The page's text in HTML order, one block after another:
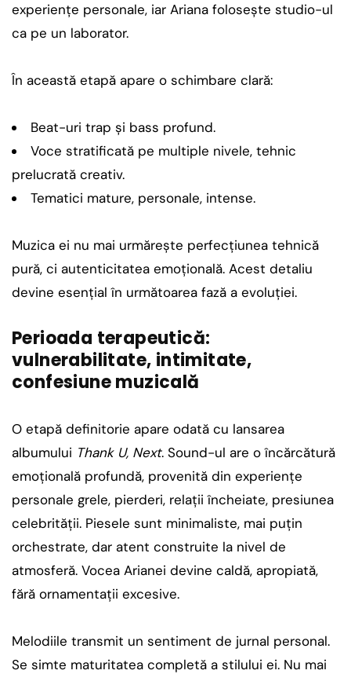
experiențe personale, iar Ariana folosește studio-ul
ca pe un laborator.
În această etapă apare o schimbare clară:
Beat-uri trap și bass profund.
Voce stratificată pe multiple nivele, tehnic
prelucrată creativ.
Tematici mature, personale, intense.
Muzica ei nu mai urmărește perfecțiunea tehnică
pură, ci autenticitatea emoțională. Acest detaliu
devine esențial în următoarea fază a evoluției.
Perioada terapeutică:
vulnerabilitate, intimitate,
confesiune muzicală
O etapă definitorie apare odată cu lansarea
albumului Thank U, Next. Sound-ul are o încărcătură
emoțională profundă, provenită din experiențe
personale grele, pierderi, relații încheiate, presiunea
celebrității. Piesele sunt minimaliste, mai puțin
orchestrate, dar atent construite la nivel de
atmosferă. Vocea Arianei devine caldă, apropiată,
fără ornamentații excesive.
Melodiile transmit un sentiment de jurnal personal.
Se simte maturitatea completă a stilului ei. Nu mai